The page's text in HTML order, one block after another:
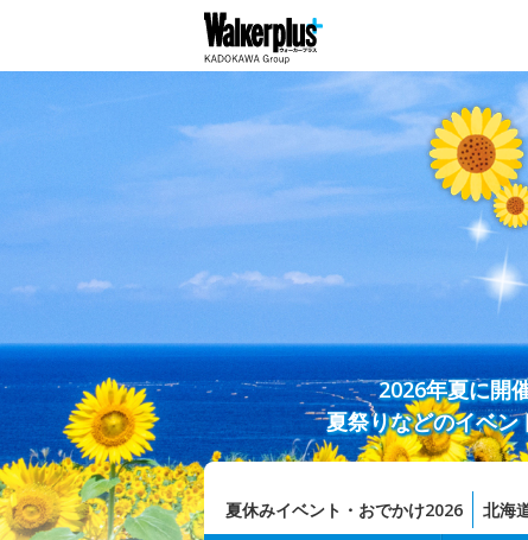
2026年夏に開
夏祭りなどのイベン
夏休みイベント・おでかけ2026 北海